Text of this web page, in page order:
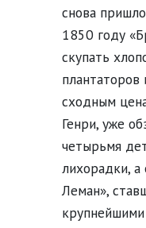
снова
1850 году
скупать
сходным
Генри, уже
четырьмя
лихорадки,
Леман»,